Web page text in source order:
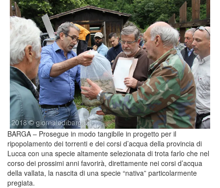
BARGA – Prosegue in modo tangibile in progetto per il
ripopolamento dei torrenti e dei corsi d’acqua della provincia di
Lucca con una specie altamente selezionata di trota farlo che nel
corso dei prossimi anni favorirà, direttamente nei corsi d’acqua
della vallata, la nascita di una specie “nativa” particolarmente
pregiata.